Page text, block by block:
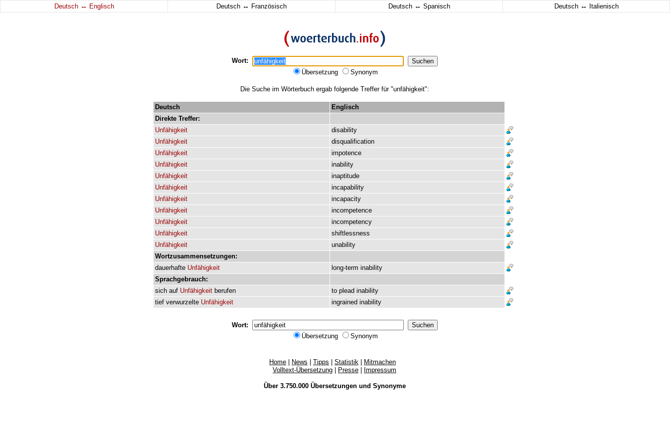
Deutsch ↔ Englisch Deutsch ↔ Französisch Deutsch ↔ Spanisch Deutsch ↔ Italienisch
Wort:
Übersetzung
Synonym
Die Suche im Wörterbuch ergab folgende Treffer für "unfähigkeit":
Deutsch
Englisch
Direkte Treffer:
Unfähigkeit
disability
Unfähigkeit
disqualification
Unfähigkeit
impotence
Unfähigkeit
inability
Unfähigkeit
inaptitude
Unfähigkeit
incapability
Unfähigkeit
incapacity
Unfähigkeit
incompetence
Unfähigkeit
incompetency
Unfähigkeit
shiftlessness
Unfähigkeit
unability
Wortzusammensetzungen:
dauerhafte Unfähigkeit long-term inability
Sprachgebrauch:
sich auf Unfähigkeit berufen to plead inability
tief verwurzelte Unfähigkeit ingrained inability
Wort:
Übersetzung
Synonym
Home News Tipps Statistik
Mitmachen
Volltext-Übersetzung
Presse Impressum
Über 3.750.000 Übersetzungenund Synonyme